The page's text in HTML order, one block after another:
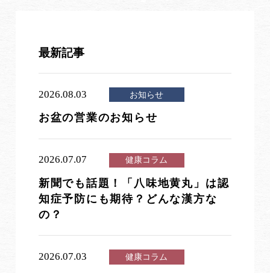
最新記事
2026.08.03 お知らせ
お盆の営業のお知らせ
2026.07.07 健康コラム
新聞でも話題！「八味地黄丸」は認
知症予防にも期待？どんな漢方な
の？
2026.07.03 健康コラム